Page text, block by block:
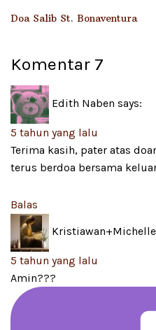
Doa Salib St. Bonaventura
Komentar 7
Edith Naben says:
5 tahun yang lalu
Terima kasih, pater atas
terus berdoa bersama
Balas
Kristiawan+Michelle
5 tahun yang lalu
Amin???